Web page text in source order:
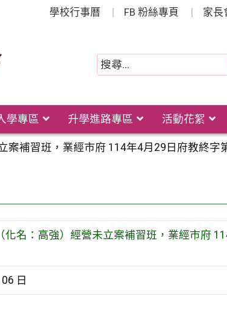
學校行事曆 FB 粉絲專頁 家長
學專區 升學進路專區 活動花絮
案補習班，業經市府 114年4月29日府教終字
化名：高強）經營未立案補習班，業經市府
日